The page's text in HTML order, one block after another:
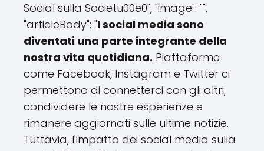
Social sulla Societu00e0", "image": "",
"articleBody": "I social media sono
diventati una parte integrante della
nostra vita quotidiana. Piattaforme
come Facebook, Instagram e Twitter ci
permettono di connetterci con gli altri,
condividere le nostre esperienze e
rimanere aggiornati sulle ultime notizie.
Tuttavia, l'impatto dei social media sulla